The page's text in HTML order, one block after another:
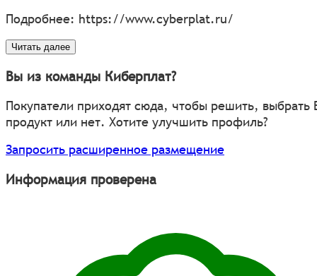
Подробнее: https://www.cyberplat.ru/
Читать далее
Вы из команды Киберплат?
Покупатели приходят сюда, чтобы решить, выбрать
продукт или нет. Хотите улучшить профиль?
Запросить расширенное размещение
Информация проверена